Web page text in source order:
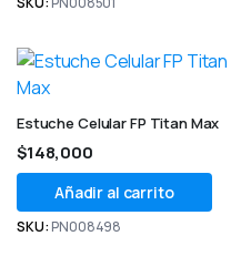
Estuche Celular FP Titan Max
$148,000
Añadir al carrito
SKU: PN008498